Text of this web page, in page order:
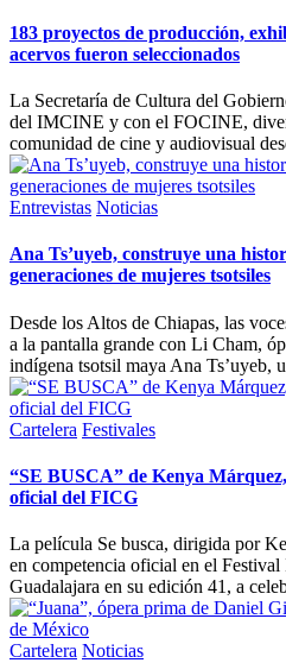
183 proyectos de producción,
acervos fueron seleccionados
La Secretaría de Cultura del
del IMCINE y con el FOCINE,
comunidad de cine y audiovisual
Publicada
Entrevistas Noticias
Ana Ts’uyeb, construye una
generaciones de mujeres tsotsiles
Desde los Altos de Chiapas, las
a la pantalla grande con Li Cham,
indígena tsotsil maya Ana Ts’uyeb,
Publicada
Cartelera Festivales
“SE BUSCA” de Kenya
oficial del FICG
La película Se busca, dirigida por
en competencia oficial en el
Guadalajara en su edición 41, a
Publicada
Cartelera Noticias